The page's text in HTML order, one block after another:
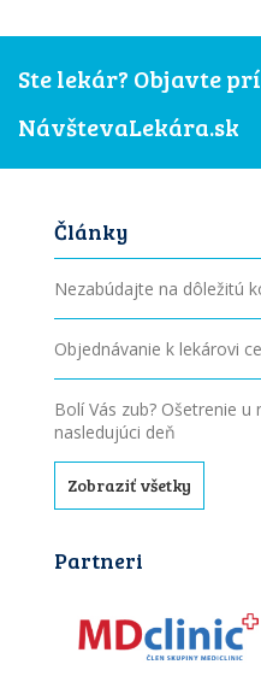
Ste lekár? Objavte
NávštevaLekára.sk
Články
Nezabúdajte na dôležitú
Objednávanie k lekárovi
Bolí Vás zub? Ošetrenie u
nasledujúci deň
Zobraziť všetky
Partneri